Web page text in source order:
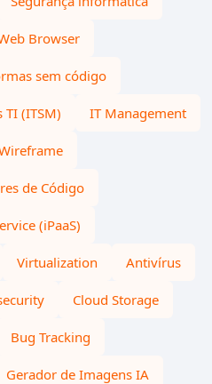
Browser
sem código
TI (ITSM) IT Management
de Código
(iPaaS)
Virtualization Antivírus
Cloud Storage
Bug Tracking
Gerador de Imagens IA